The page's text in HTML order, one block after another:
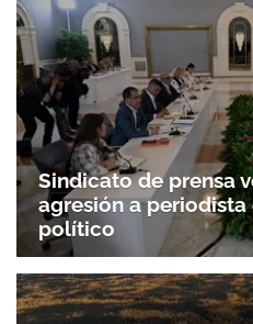
Sindicato de prensa
agresión a
político